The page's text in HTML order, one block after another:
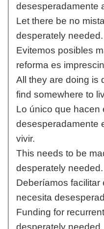
desesperadamente
Let there be no
desperately needed.
Evitemos posibles
reforma es
All they are doing is
find somewhere to
Lo único que hacen
desesperadamente
vivir.
This needs to be
desperately needed.
Deberíamos
necesita
Funding for
desperately needed.